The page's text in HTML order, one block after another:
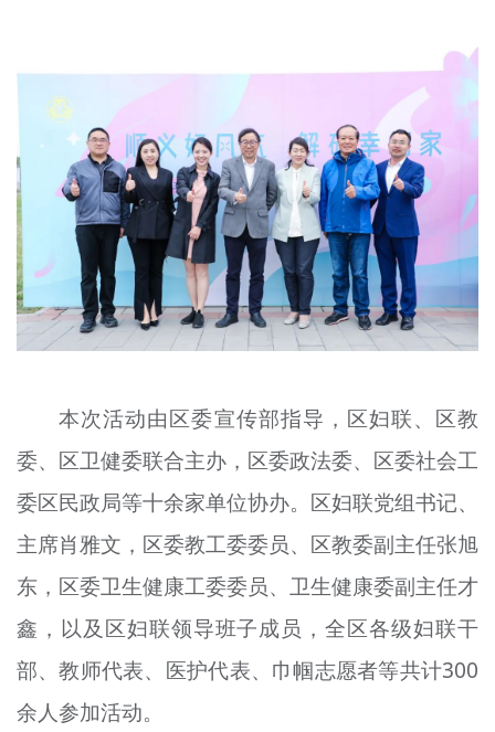
本次活动由区委宣传部指导，区妇联、区教
委、区卫健委联合主办，区委政法委、区委社会工
委区民政局等十余家单位协办。区妇联党组书记、
主席肖雅文，区委教工委委员、区教委副主任张旭
东，区委卫生健康工委委员、卫生健康委副主任才
鑫，以及区妇联领导班子成员，全区各级妇联干
部、教师代表、医护代表、巾帼志愿者等共计300
余人参加活动。